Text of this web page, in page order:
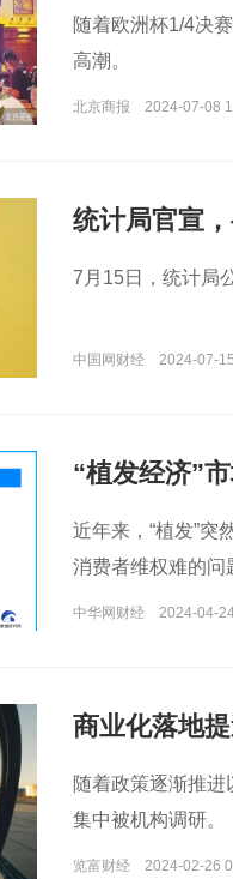
随着欧洲杯1/4决
高潮。
北京商报 2024-07-08
统计局官宣
7月15日，统计局
中国网财经 2024-07-
“植发经济”
近年来，“植发”突
消费者维权难的问
产生的纠纷案件
中华网财经 2024-04-
商业化落地
随着政策逐渐推
集中被机构调研。
览富财经 2024-02-26